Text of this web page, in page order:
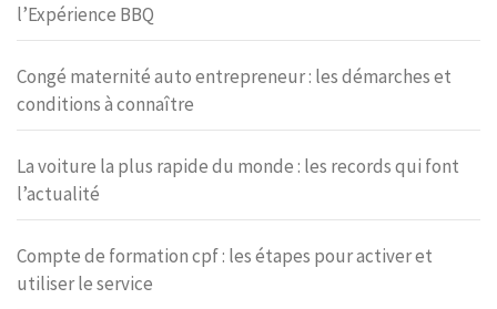
l’Expérience BBQ
Congé maternité auto entrepreneur : les démarches et
conditions à connaître
La voiture la plus rapide du monde : les records qui font
l’actualité
Compte de formation cpf : les étapes pour activer et
utiliser le service